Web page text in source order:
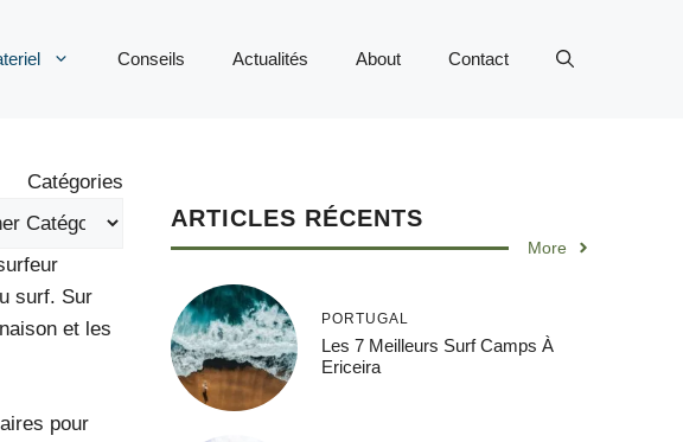
Conseils Actualités About Contact
Catégories
surf. Sur
et les
pour
ARTICLES RÉCENTS
More
PORTUGAL
Les 7 Meilleurs Surf Camps À
Ericeira